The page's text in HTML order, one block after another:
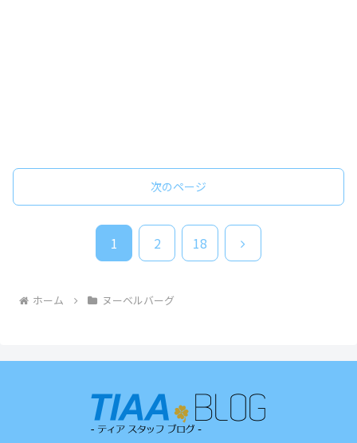
次のページ
1 2 18
次
ホーム ヌーベルバーグ